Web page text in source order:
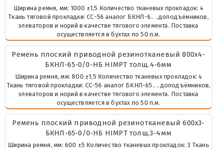
Ширина ремня, мм: 1000 ±1,5 Количество тканевых прокладок: 4
Ткань тяговой прокладки: СС-56 аналог БКНЛ-6.. ..доподъёмников,
элеваторов и норий в качестве тягового элемента. Поставка
осуществляется в бухтах по 50 п.м.
Ремень плоский приводной резинотканевый 800х4-
БКНЛ-65-0/0-НБ HIMPT толщ.4-6мм
Ширина ремня, мм: 800 ±1,5 Количество тканевых прокладок: 4
Ткань тяговой прокладки: СС-56 аналог БКНЛ-65.. ..доподъёмников,
элеваторов и норий в качестве тягового элемента. Поставка
осуществляется в бухтах по 50 п.м.
Ремень плоский приводной резинотканевый 600х3-
БКНЛ-65-0/0-НБ HIMPT толщ.3-4мм
Ширина ремня, мм: 600 ±5 Количество тканевых прокладок: 3 Ткань